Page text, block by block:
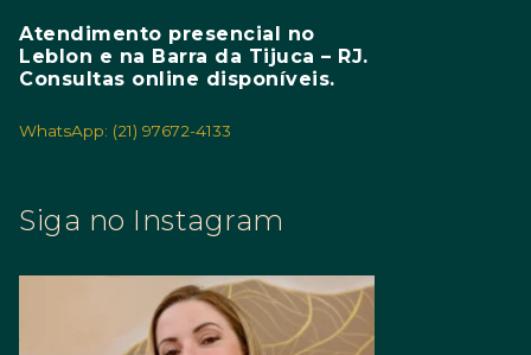
Atendimento presencial no
Leblon e na Barra da Tijuca – RJ.
Consultas online disponíveis.
WhatsApp: (21) 97672-4133
Siga no Instagram